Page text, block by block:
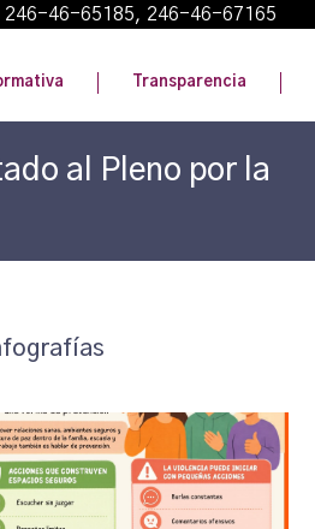
46-65185, 246-46-67165
Transparencia
al Pleno por la